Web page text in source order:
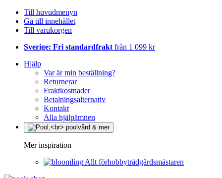
Till huvudmenyn
Gå till innehållet
Till varukorgen
Sverige: Fri standardfrakt från 1 099 kr
Hjälp
Var är min beställning?
Returnerar
Fraktkostnader
Betalningsalternativ
Kontakt
Alla hjälpämnen
Mer inspiration
Allt förhobbyträdgårdsmästaren